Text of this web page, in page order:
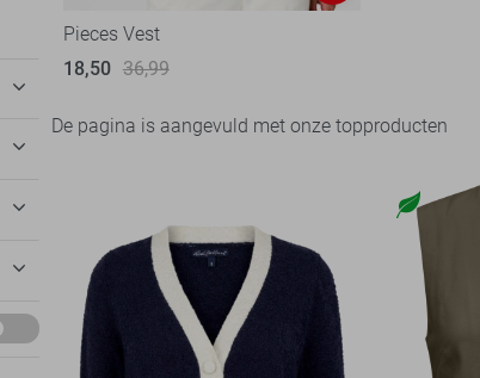
2
Pieces Vest
18,50 36,99
De pagina is aangevuld met onze topproducten